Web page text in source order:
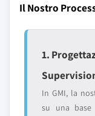
Il Nostro
1.
In GMI, la
su una base